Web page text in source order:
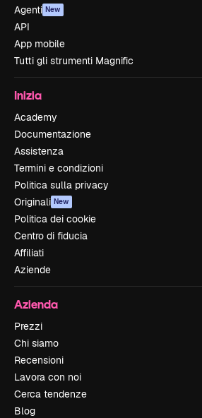
Agenti New
API
App mobile
Tutti gli strumenti Magnific
Inizia
Academy
Documentazione
Assistenza
Termini e condizioni
Politica sulla privacy
Originali New
Politica dei cookie
Centro di fiducia
Affiliati
Aziende
Azienda
Prezzi
Chi siamo
Recensioni
Lavora con noi
Cerca tendenze
Blog